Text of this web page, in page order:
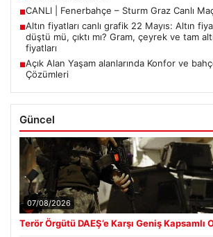
■CANLI | Fenerbahçe – Sturm Graz Canlı Maç
■Altın fiyatları canlı grafik 22 Mayıs: Altın
düştü mü, çıktı mı? Gram, çeyrek ve tam
fiyatları
■Açık Alan Yaşam alanlarında Konfor ve
Çözümleri
Güncel
07/08/2026
Terör Örgütü DAEŞ’e Karşı Geniş Kapsamlı